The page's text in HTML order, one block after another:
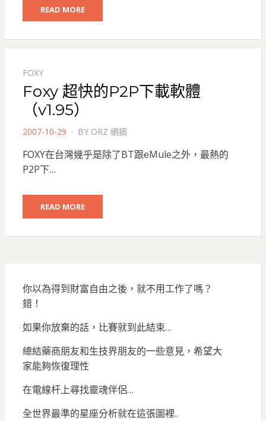
READ MORE
FOXY
Foxy 超快的P2P下載軟體
（v1.95）
POSTED
2007-10-29 BY ORZ 網摘
FOXY在台灣幾乎是除了BT跟eMule之外，最熱的
P2P下…
READ MORE
你以為得到財富自由之後，就不用工作了嗎？
錯！
如果你放棄的話，比賽就到此結束…
總結藥商朋友和生技界朋友的一些意見，希望大
家能夠恢復理性
在電線杆上尋找靈魂伴侶…
全世界最準的星座分析就在這張圖裡..